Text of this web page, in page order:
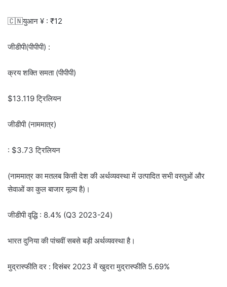
🇨🇳युआन ¥ : ₹12
जीडीपी(पीपीपी) :
क्रय शक्ति समता (पीपीपी)
$13.119 ट्रिलियन
जीडीपी (नाममात्र)
: $3.73 ट्रिलियन
(नाममात्र का मतलब किसी देश की अर्थव्यवस्था में उत्पादित सभी वस्तुओं और
सेवाओं का कुल बाजार मूल्य है)।
जीडीपी वृद्धि : 8.4% (Q3 2023-24)
भारत दुनिया की पांचवीं सबसे बड़ी अर्थव्यवस्था है।
मुद्रास्फीति दर : दिसंबर 2023 में खुदरा मुद्रास्फीति 5.69%